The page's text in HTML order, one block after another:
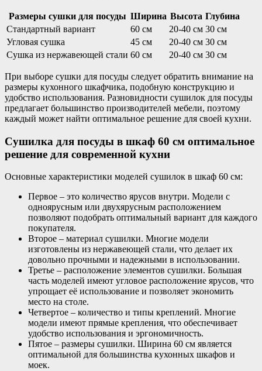
Размеры сушки для посуды Ширина Высота Глубина
Стандартный вариант
60 см 20-40 см 30 см
Угловая сушка
45 см 20-40 см 30 см
Сушка из нержавеющей стали 60 см 20-40 см 30 см
При выборе сушки для посуды следует обратить внимание на
размеры кухонного шкафчика, подобную конструкцию и
удобство использования. Разновидности сушилок для посуды
предлагает большинство производителей мебели, поэтому
каждый может найти оптимальное решение для своей кухни.
Сушилка для посуды в шкаф 60 см оптимальное
решение для современной кухни
Основные характеристики моделей сушилок в шкаф 60 см:
Первое – это количество ярусов внутри. Модели с
одноярусным или двухярусным расположением
позволяют подобрать оптимальный вариант для каждого
покупателя.
Второе – материал сушилки. Многие модели
изготовлены из нержавеющей стали, что делает их
довольно прочными и надежными в использовании.
Третье – расположение элементов сушилки. Большая
часть моделей имеют угловое расположение ярусов, что
упрощает её использование и позволяет экономить
место на столе.
Четвертое – количество и типы креплений. Многие
модели имеют прямые крепления, что обеспечивает
удобство использования и эргономичность.
Пятое – размеры сушилки. Ширина 60 см является
оптимальной для большинства кухонных шкафов и
моек.